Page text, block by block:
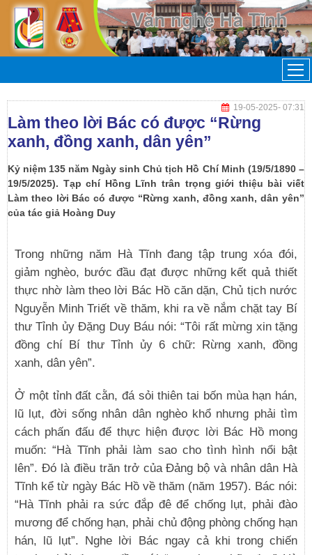
19-05-2025- 07:31
Làm theo lời Bác có được “Rừng
xanh, đồng xanh, dân yên”
Kỷ niệm 135 năm Ngày sinh Chủ tịch Hồ Chí Minh (19/5/1890 –
19/5/2025). Tạp chí Hồng Lĩnh trân trọng giới thiệu bài viết
Làm theo lời Bác có được “Rừng xanh, đồng xanh, dân yên”
của tác giả Hoàng Duy
Trong những năm Hà Tĩnh đang tập trung xóa đói,
giảm nghèo, bước đầu đạt được những kết quả thiết
thực nhờ làm theo lời Bác Hồ căn dặn, Chủ tịch nước
Nguyễn Minh Triết về thăm, khi ra về nắm chặt tay Bí
thư Tỉnh ủy Đặng Duy Báu nói: “Tôi rất mừng xin tặng
đồng chí Bí thư Tỉnh ủy 6 chữ: Rừng xanh, đồng
xanh, dân yên”.
Ở một tỉnh đất cằn, đá sỏi thiên tai bốn mùa hạn hán,
lũ lụt, đời sống nhân dân nghèo khổ nhưng phải tìm
cách phấn đấu để thực hiện được lời Bác Hồ mong
muốn: “Hà Tĩnh phải làm sao cho tình hình nổi bật
lên”. Đó là điều trăn trở của Đảng bộ và nhân dân Hà
Tĩnh kể từ ngày Bác Hồ về thăm (năm 1957). Bác nói:
“Hà Tĩnh phải ra sức đắp đê để chống lụt, phải đào
mương để chống hạn, phải chủ động phòng chống hạn
hán, lũ lụt”. Nghe lời Bác ngay cả khi trong chiến